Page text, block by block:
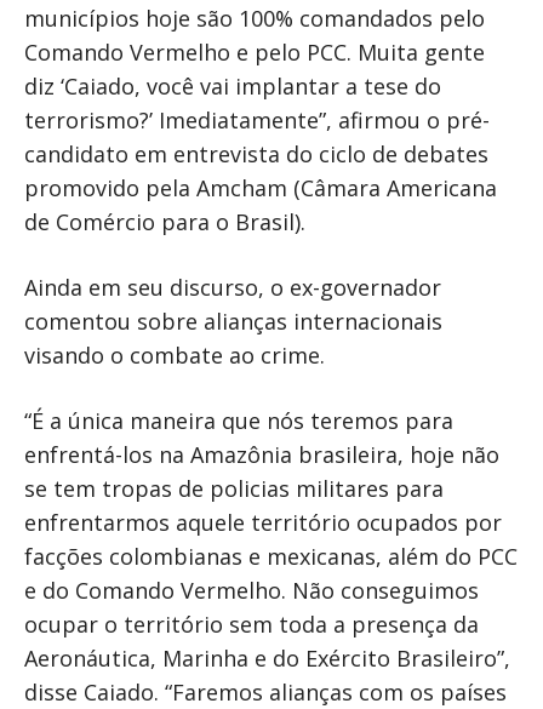
municípios hoje são 100% comandados pelo
Comando Vermelho e pelo PCC. Muita gente
diz ‘Caiado, você vai implantar a tese do
terrorismo?’ Imediatamente”, afirmou o pré-
candidato em entrevista do ciclo de debates
promovido pela Amcham (Câmara Americana
de Comércio para o Brasil).
Ainda em seu discurso, o ex-governador
comentou sobre alianças internacionais
visando o combate ao crime.
“É a única maneira que nós teremos para
enfrentá-los na Amazônia brasileira, hoje não
se tem tropas de policias militares para
enfrentarmos aquele território ocupados por
facções colombianas e mexicanas, além do PCC
e do Comando Vermelho. Não conseguimos
ocupar o território sem toda a presença da
Aeronáutica, Marinha e do Exército Brasileiro”,
disse Caiado. “Faremos alianças com os países